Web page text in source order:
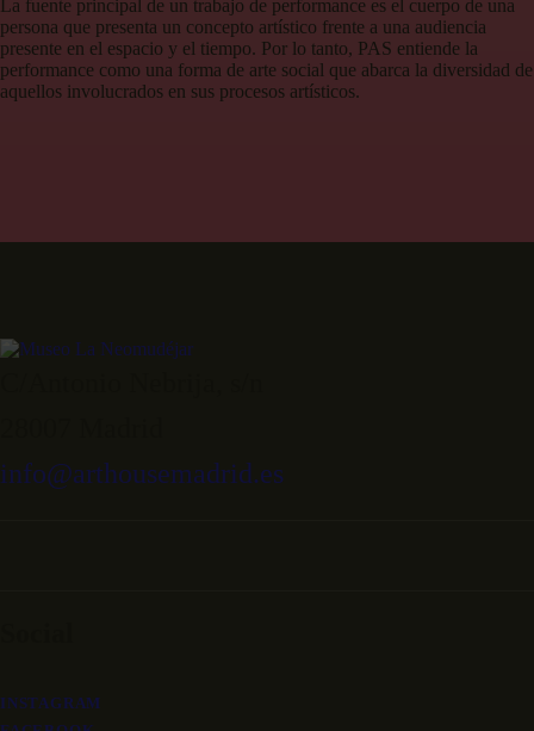
La fuente principal de un trabajo de performance es el cuerpo de una
persona que presenta un concepto artístico frente a una audiencia
presente en el espacio y el tiempo. Por lo tanto, PAS entiende la
performance como una forma de arte social que abarca la diversidad de
aquellos involucrados en sus procesos artísticos.
info@arthousemadrid.es
INSTAGRAM